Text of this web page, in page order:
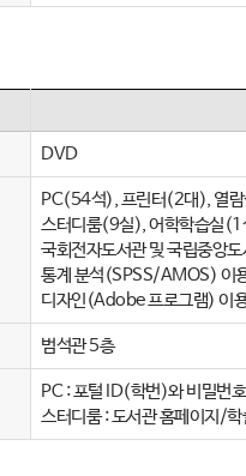
DVD
PC(54석), 프린터(2대), 열
스터디룸(9실), 어학학습실(1
국회전자도서관 및 국립중앙
통계 분석(SPSS/AMOS) 이
디자인(Adobe 프로그램) 이
범석관 5층
PC : 포털 ID(학번)와 비밀번
스터디룸 : 도서관 홈페이지/